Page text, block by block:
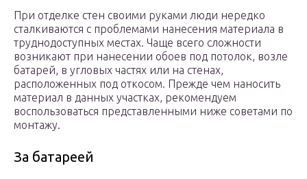
При отделке стен своими руками люди нередко
сталкиваются с проблемами нанесения материала в
труднодоступных местах. Чаще всего сложности
возникают при нанесении обоев под потолок, возле
батарей, в угловых частях или на стенах,
расположенных под откосом. Прежде чем наносить
материал в данных участках, рекомендуем
воспользоваться представленными ниже советами по
монтажу.
За батареей